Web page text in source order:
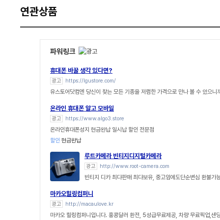
연관상품
파워링크
휴대폰 바꿀 생각 있다면?
광고 https://lgustore.com/
유스토어닷컴엔 당신이 찾는 모든 기종을 저렴한 가격으로 만나 볼 수 있으니
온라인 휴대폰 알고 모바일
광고 https://www.algo3.store
온라인휴대폰성지 현금완납 일시납 할인 전문점
할인 현금완납
루트카메라 빈티지디지털카메라
광고 http://www.root-camera.com
빈티지 디카 최댜판매 최댜보유, 중고임에도단순변심 환불가
마카오힐링컴퍼니
광고 http://macaulove.kr
마카오 힐링컴퍼니입니다. 홍콩달러 환전, 5성급무료제공, 차량 무료픽업,샌